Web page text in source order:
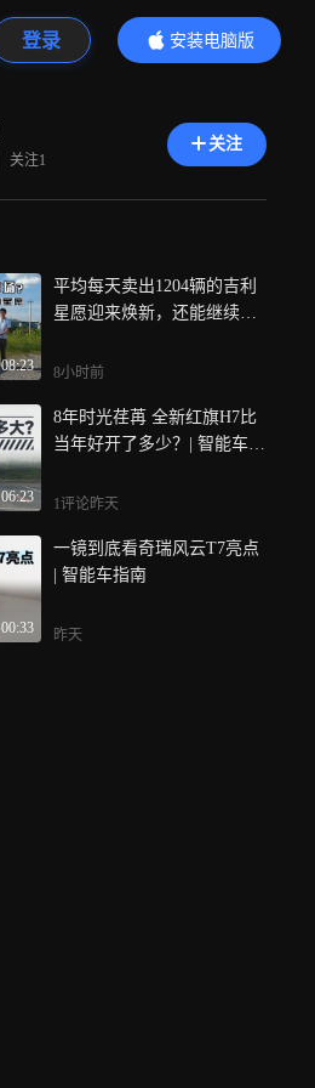
登录
安装电脑版
内容更精彩
关注1
关注
08:23
平均每天卖出1204辆的吉利
星愿迎来焕新，还能继续霸
8小时前
06:23
8年时光荏苒 全新红旗H7比
当年好开了多少？| 智能车指
1评论昨天
00:33
一镜到底看奇瑞风云T7亮点
| 智能车指南
昨天